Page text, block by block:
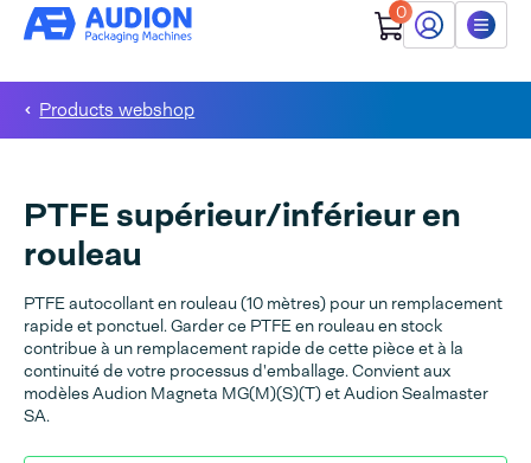
0
Mon Audion
Menu
Products webshop
PTFE supérieur/inférieur en
rouleau
PTFE autocollant en rouleau (10 mètres) pour un remplacement
rapide et ponctuel. Garder ce PTFE en rouleau en stock
contribue à un remplacement rapide de cette pièce et à la
continuité de votre processus d'emballage. Convient aux
modèles Audion Magneta MG(M)(S)(T) et Audion Sealmaster
SA.